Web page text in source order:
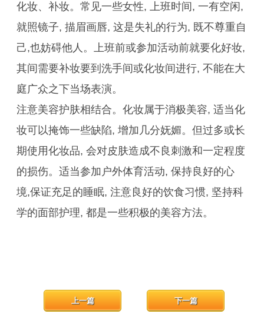
化妆、补妆。常见一些女性, 上班时间, 一有空闲,
就照镜子, 描眉画唇, 这是失礼的行为, 既不尊重自
己,也妨碍他人。上班前或参加活动前就要化好妆,
其间需要补妆要到洗手间或化妆间进行, 不能在大
庭广众之下当场表演。
注意美容护肤相结合。化妆属于消极美容, 适当化
妆可以掩饰一些缺陷, 增加几分妩媚。但过多或长
期使用化妆品, 会对皮肤造成不良刺激和一定程度
的损伤。适当参加户外体育活动, 保持良好的心
境,保证充足的睡眠, 注意良好的饮食习惯, 坚持科
学的面部护理, 都是一些积极的美容方法。
下一篇
上一篇